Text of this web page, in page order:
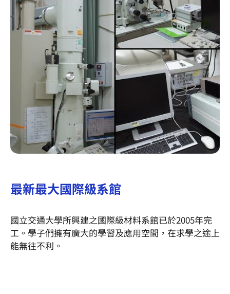
最新最大國際級系館
國立交通大學所興建之國際級材料系館已於2005年完
工。學子們擁有廣大的學習及應用空間，在求學之途上
能無往不利。